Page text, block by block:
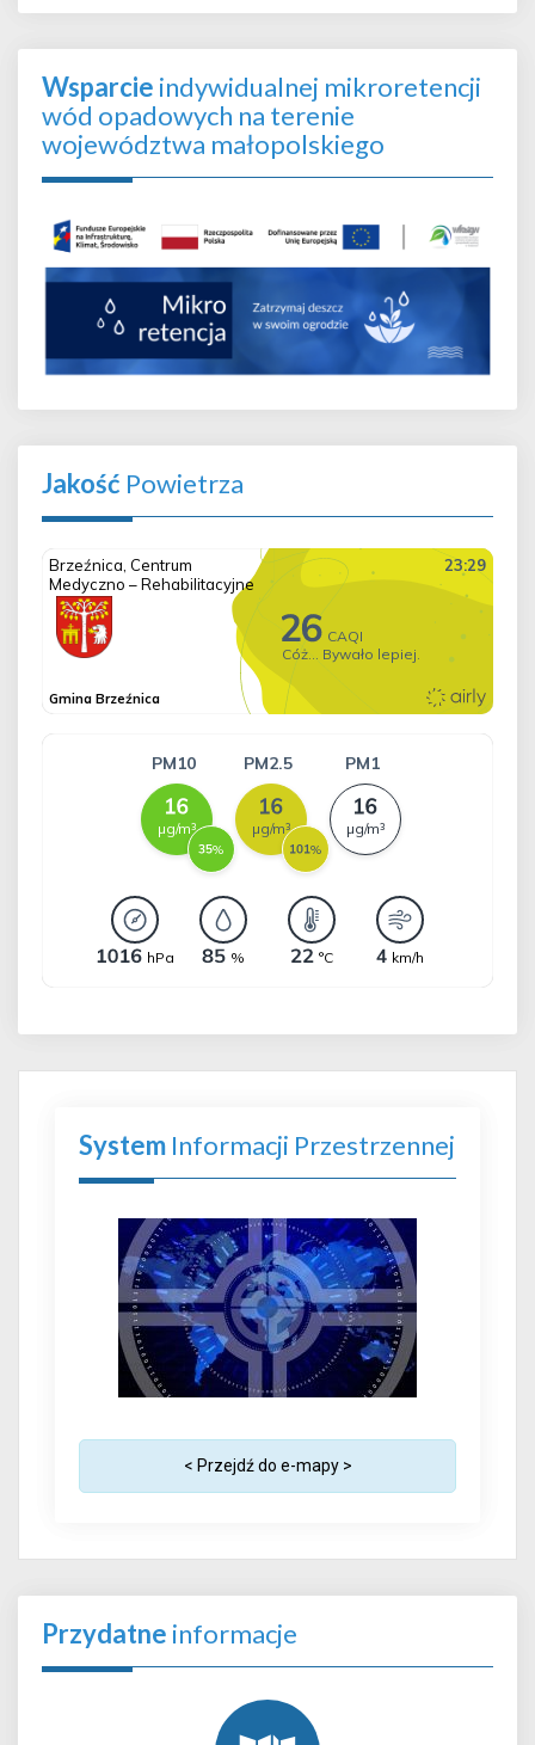
Wsparcie indywidualnej mikroretencji
wód opadowych na terenie
województwa małopolskiego
Jakość Powietrza
System Informacji Przestrzennej
< Przejdź do e-mapy >
Przydatne informacje